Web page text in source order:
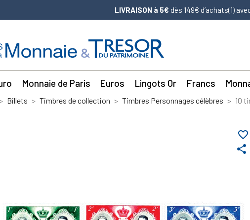
LIVRAISON à 5€ dès 149€ d’achats(1)
Monnaie de Paris Euros Lingots Or Francs
Billets Timbres de collection Timbres Personnages célèbres 10
share
favorite_border